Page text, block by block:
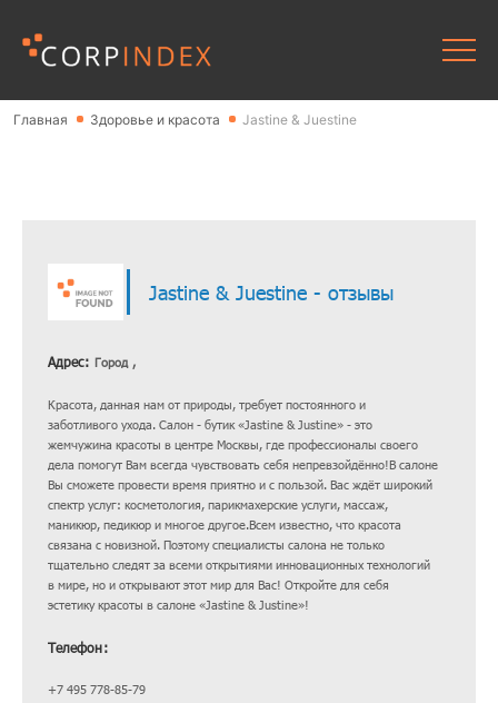
Главная Здоровье и красота Jastine & Juestine
Jastine & Juestine - отзывы
Адрес: Город ,
Красота, данная нам от природы, требует постоянного и
заботливого ухода. Салон - бутик «Jastine & Justine» - это
жемчужина красоты в центре Москвы, где профессионалы своего
дела помогут Вам всегда чувствовать себя непревзойдённо!В салоне
Вы сможете провести время приятно и с пользой. Вас ждёт широкий
спектр услуг: косметология, парикмахерские услуги, массаж,
маникюр, педикюр и многое другое.Всем известно, что красота
связана с новизной. Поэтому специалисты салона не только
тщательно следят за всеми открытиями инновационных технологий
в мире, но и открывают этот мир для Вас! Откройте для себя
эстетику красоты в салоне «Jastine & Justine»!
Телефон:
+7 495 778-85-79